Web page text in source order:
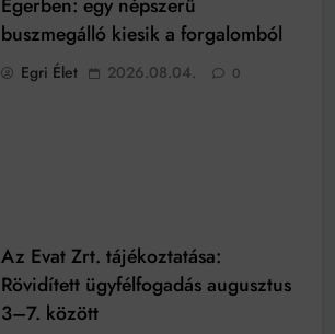
buszmegálló kiesik a forgalomból
Egri Élet 2026.08.04. 0
Az Evat Zrt. tájékoztatása:
Rövidített ügyfélfogadás augusztus
3–7. között